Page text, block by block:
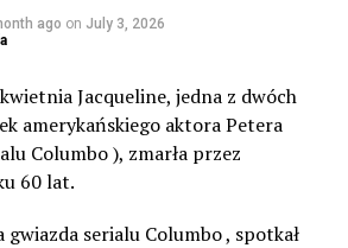
ago on July 3, 2026
Jacqueline, jedna z dwóch
amerykańskiego aktora Petera
Columbo ), zmarła przez
60 lat.
serialu Columbo , spotkał